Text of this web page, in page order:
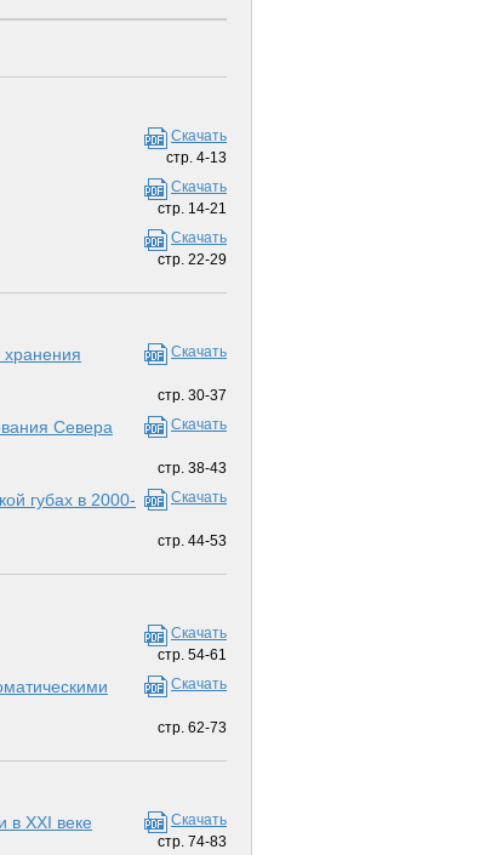
Скачать
стр. 4-13
Скачать
стр. 14-21
Скачать
стр. 22-29
Скачать
хранения
стр. 30-37
Скачать
Севера
стр. 38-43
Скачать
губах в 2000-
стр. 44-53
Скачать
стр. 54-61
Скачать
стр. 62-73
Скачать
в XXI веке
стр. 74-83